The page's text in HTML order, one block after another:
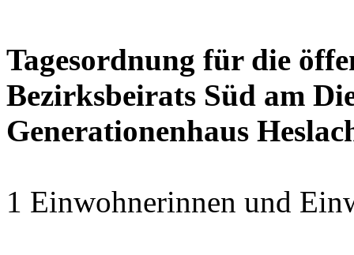
Tagesordnung für die
Bezirksbeirats Süd am
Generationenhaus
1 Einwohnerinnen und